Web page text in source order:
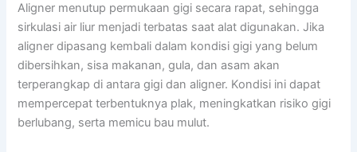
Aligner menutup permukaan gigi secara rapat, sehingga
sirkulasi air liur menjadi terbatas saat alat digunakan. Jika
aligner dipasang kembali dalam kondisi gigi yang belum
dibersihkan, sisa makanan, gula, dan asam akan
terperangkap di antara gigi dan aligner. Kondisi ini dapat
mempercepat terbentuknya plak, meningkatkan risiko gigi
berlubang, serta memicu bau mulut.